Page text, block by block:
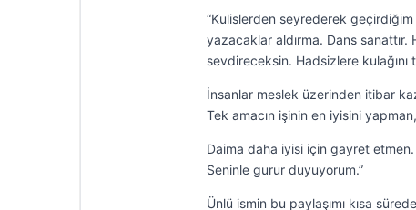
“Kulislerden seyrederek
yazacaklar aldırma. Dans
sevdireceksin. Hadsizlere kulağını
İnsanlar meslek üzerinden itibar
Tek amacın işinin en iyisini
Daima daha iyisi için gayret
Seninle gurur duyuyorum.”
Ünlü ismin bu paylaşımı kısa